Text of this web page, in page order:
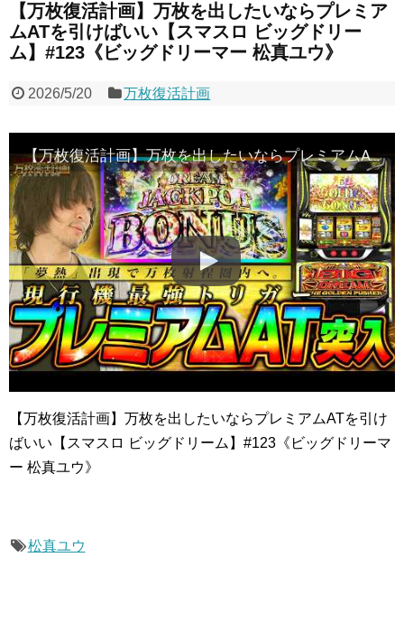
【万枚復活計画】万枚を出したいならプレミア
ムATを引けばいい【スマスロ ビッグドリー
ム】#123《ビッグドリーマー 松真ユウ》
2026/5/20 万枚復活計画
【万枚復活計画】万枚を出したいならプレミアムATを引けばいい【スマスロ ビッグドリーム】#123《ビッグドリーマー 松真ユウ》[必勝本WEB-TV][パチンコ][パチスロ][スロット]
【万枚復活計画】万枚を出したいならプレミアムATを引け
ばいい【スマスロ ビッグドリーム】#123《ビッグドリーマ
ー 松真ユウ》
松真ユウ